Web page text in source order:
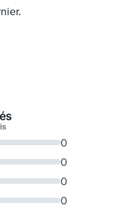
0
0
0
0